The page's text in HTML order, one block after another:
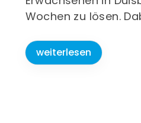
Wochen zu lösen.
weiterlesen